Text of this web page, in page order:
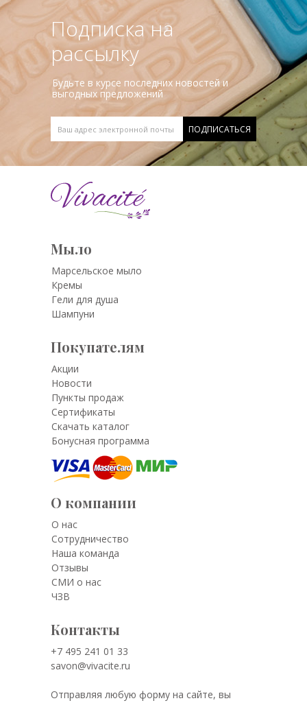
Подписка на
рассылку
Будьте в курсе последних новостей и
выгодных предложений
Мыло
Марсельское мыло
Кремы
Гели для душа
Шампуни
Покупателям
Акции
Новости
Пункты продаж
Сертификаты
Скачать каталог
Бонусная программа
О компании
О нас
Сотрудничество
Наша команда
Отзывы
СМИ о нас
ЧЗВ
Контакты
+7 495 241 01 33
savon@vivacite.ru
Отправляя любую форму на сайте, вы